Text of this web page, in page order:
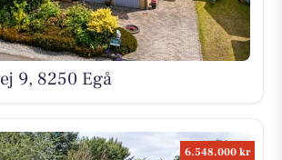
9, 8250 Egå
6.548.000 kr